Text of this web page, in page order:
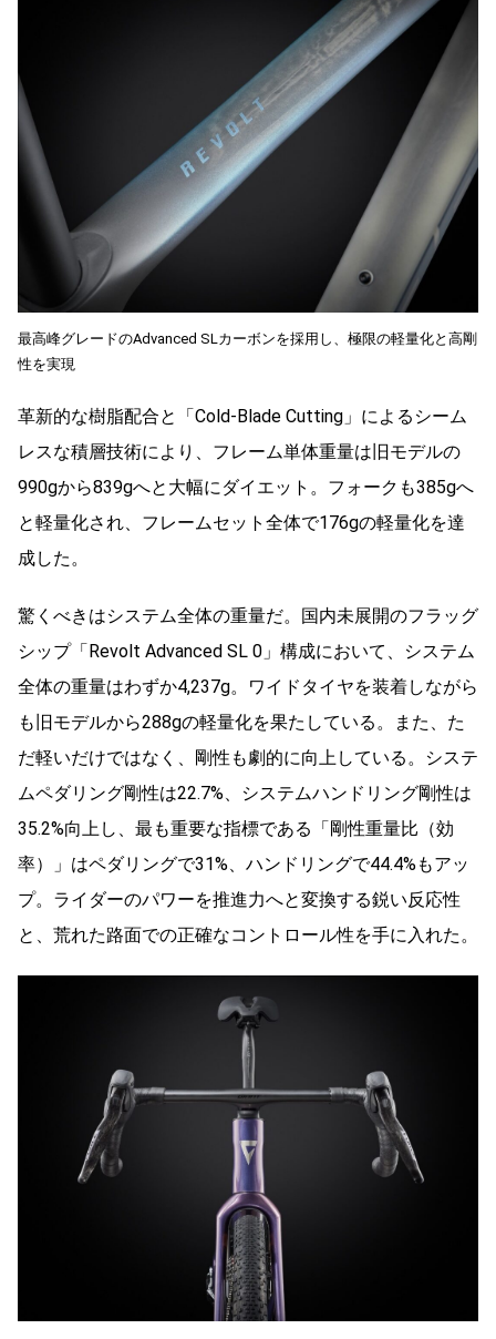
最高峰グレードのAdvanced SLカーボンを採用し、極限の軽量化と高剛
性を実現
革新的な樹脂配合と「Cold-Blade Cutting」によるシーム
レスな積層技術により、フレーム単体重量は旧モデルの
990gから839gへと大幅にダイエット。フォークも385gへ
と軽量化され、フレームセット全体で176gの軽量化を達
成した。
驚くべきはシステム全体の重量だ。国内未展開のフラッグ
シップ「Revolt Advanced SL 0」構成において、システム
全体の重量はわずか4,237g。ワイドタイヤを装着しながら
も旧モデルから288gの軽量化を果たしている。また、た
だ軽いだけではなく、剛性も劇的に向上している。システ
ムペダリング剛性は22.7%、システムハンドリング剛性は
35.2%向上し、最も重要な指標である「剛性重量比（効
率）」はペダリングで31%、ハンドリングで44.4%もアッ
プ。ライダーのパワーを推進力へと変換する鋭い反応性
と、荒れた路面での正確なコントロール性を手に入れた。